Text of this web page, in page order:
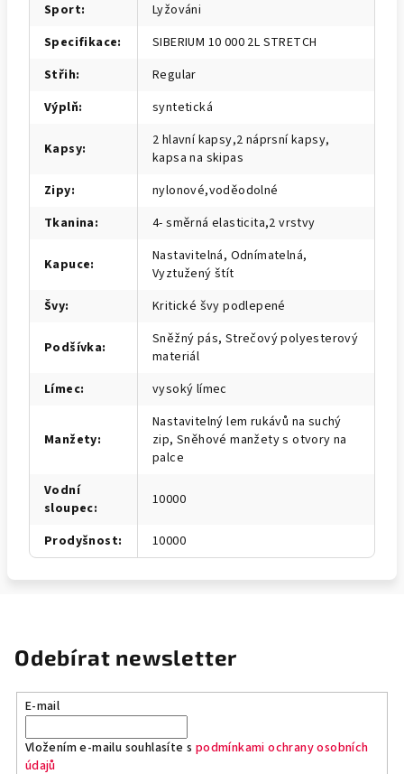
Sport:
Lyžováni
Specifikace:
SIBERIUM 10 000 2L STRETCH
Střih:
Regular
Výplň: syntetická
Kapsy:
2 hlavní kapsy,2 náprsní kapsy,
kapsa na skipas
Zipy:
nylonové,voděodolné
Tkanina: 4- směrná elasticita,2 vrstvy
Kapuce:
Nastavitelná, Odnímatelná,
Vyztužený štít
Švy: Kritické švy podlepené
Podšívka:
Sněžný pás, Strečový polyesterový
materiál
Límec: vysoký límec
Manžety:
Nastavitelný lem rukávů na suchý
zip, Sněhové manžety s otvory na
palce
Vodní
sloupec: 10000
Prodyšnost: 10000
Odebírat newsletter
E-mail
Vložením e-mailu souhlasíte s podmínkami ochrany osobních
údajů